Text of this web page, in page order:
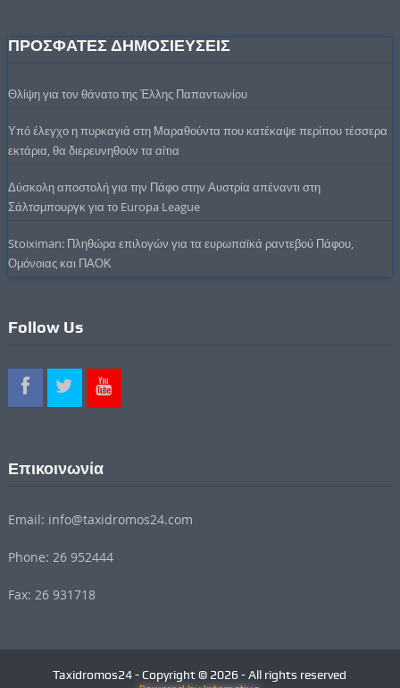
ΠΡΟΣΦΑΤΕΣ ΔΗΜΟΣΙΕΥΣΕΙΣ
Θλίψη για τον θάνατο της Έλλης Παπαντωνίου
Υπό έλεγχο η πυρκαγιά στη Μαραθούντα που κατέκαψε περίπου τέσσερα
εκτάρια, θα διερευνηθούν τα αίτια
Δύσκολη αποστολή για την Πάφο στην Αυστρία απέναντι στη
Σάλτσμπουργκ για το Europa League
Stoiximan: Πληθώρα επιλογών για τα ευρωπαϊκά ραντεβού Πάφου,
Ομόνοιας και ΠΑΟΚ
Follow Us
Επικοινωνία
Email: info@taxidromos24.com
Phone: 26 952444
Fax: 26 931718
Taxidromos24 - Copyright © 2026 - All rights reserved